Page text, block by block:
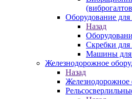
Оборудование
Назад
Скребки для
Машины для
Железнодорожное
Назад
Железнодорожное